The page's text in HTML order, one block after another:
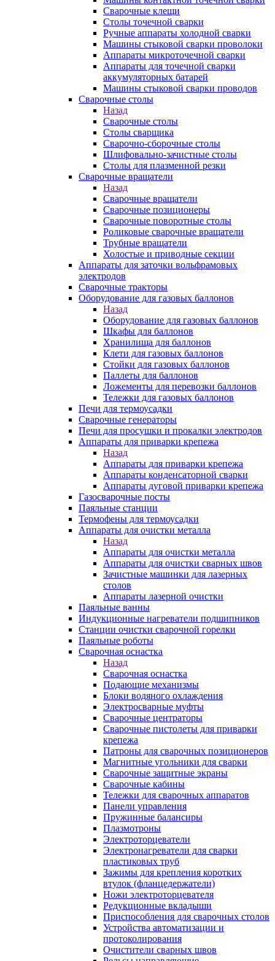
Сварочные клещи
Столы точечной сварки
Ручные аппараты холодной сварки
Машины стыковой сварки проволоки
Аппараты микроточечной сварки
Аппараты для точечной сварки
аккумуляторных батарей
Машины стыковой сварки проводов
Сварочные столы
Назад
Сварочные столы
Столы сварщика
Сварочно-сборочные столы
Шлифовально-зачистные столы
Столы для плазменной резки
Сварочные вращатели
Назад
Сварочные вращатели
Сварочные позиционеры
Сварочные поворотные столы
Роликовые сварочные вращатели
Трубные вращатели
Холостые и приводные секции
Аппараты для заточки вольфрамовых
электродов
Сварочные тракторы
Оборудование для газовых баллонов
Назад
Оборудование для газовых баллонов
Шкафы для баллонов
Хранилища для баллонов
Клети для газовых баллонов
Стойки для газовых баллонов
Паллеты для баллонов
Ложементы для перевозки баллонов
Тележки для газовых баллонов
Печи для термоусадки
Сварочные генераторы
Печи для просушки и прокалки электродов
Аппараты для приварки крепежа
Назад
Аппараты для приварки крепежа
Аппараты конденсаторной сварки
Аппараты дуговой приварки крепежа
Газосварочные посты
Паяльные станции
Термофены для термоусадки
Аппараты для очистки металла
Назад
Аппараты для очистки металла
Аппараты для очистки сварных швов
Зачистные машинки для лазерных
столов
Аппараты лазерной очистки
Паяльные ванны
Индукционные нагреватели подшипников
Станции очистки сварочной горелки
Паяльные роботы
Сварочная оснастка
Назад
Сварочная оснастка
Подающие механизмы
Блоки водяного охлаждения
Электросварные муфты
Сварочные центраторы
Сварочные пистолеты для приварки
крепежа
Патроны для сварочных позиционеров
Магнитные угольники для сварки
Сварочные защитные экраны
Сварочные кабины
Тележки для сварочных аппаратов
Панели управления
Пружинные балансиры
Плазмотроны
Электроторцеватели
Электронагреватели для сварки
пластиковых труб
Зажимы для крепления коротких
втулок (фланцедержатели)
Ножи электроторцевателя
Редукционные вкладыши
Приспособления для сварочных столов
Устройства автоматизации и
протоколирования
Очистители сварных швов